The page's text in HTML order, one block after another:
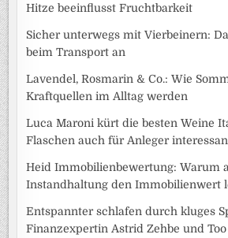
Hitze beeinflusst Fruchtbarkeit
Sicher unterwegs mit Vierbeinern:
beim Transport an
Lavendel, Rosmarin & Co.: Wie
Kraftquellen im Alltag werden
Luca Maroni kürt die besten Weine
Flaschen auch für Anleger
Heid Immobilienbewertung: Warum
Instandhaltung den Immobilienwert
Entspannter schlafen durch kluges
Finanzexpertin Astrid Zehbe und Too